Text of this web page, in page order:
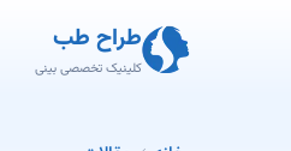
طراح طب
کلینیک تخصصی بینی